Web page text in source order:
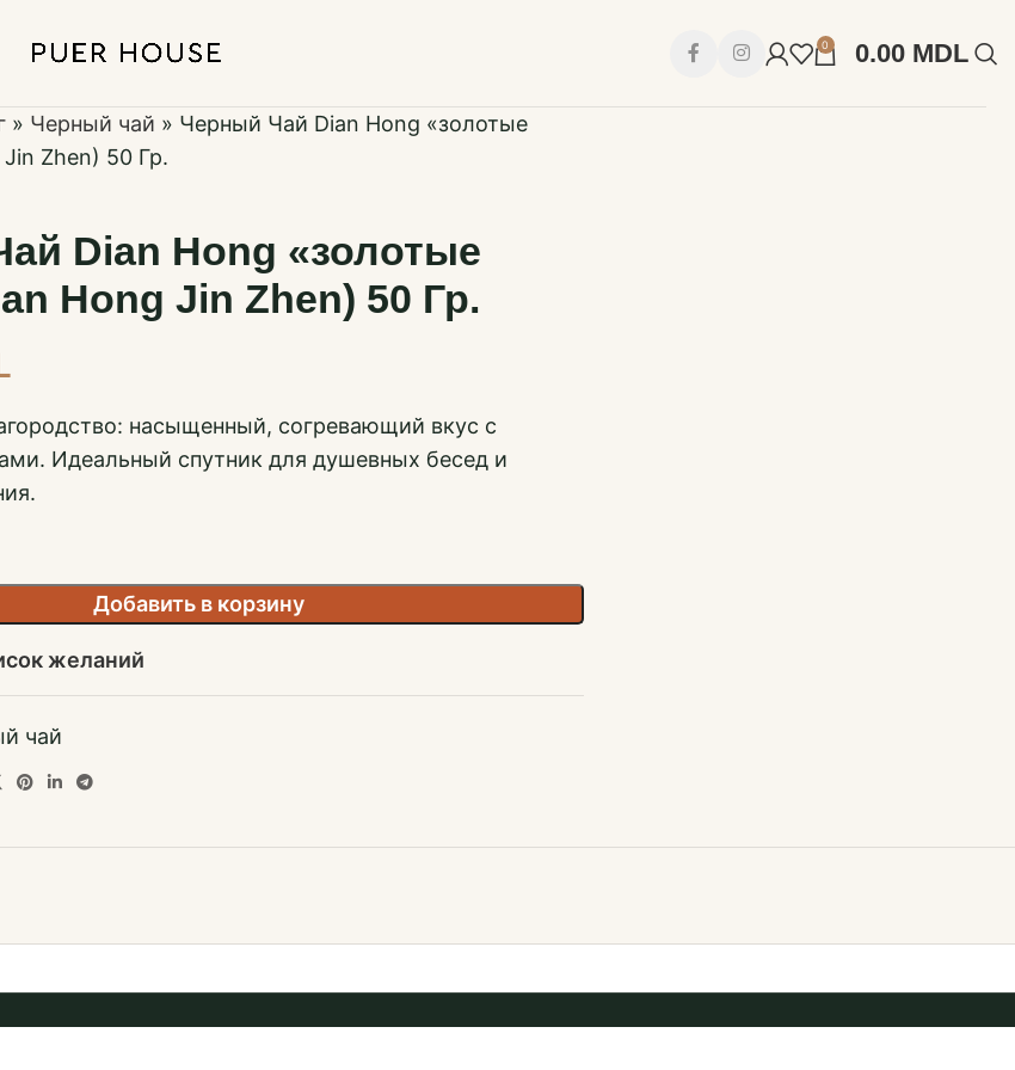
0 0.00 MDL
» Черный чай » Черный Чай Dian Hong «золотые
Zhen) 50 Гр.
Dian Hong «золотые
Hong Jin Zhen) 50 Гр.
насыщенный, согревающий вкус с
Идеальный спутник для душевных бесед и
Добавить в корзину
желаний
чай